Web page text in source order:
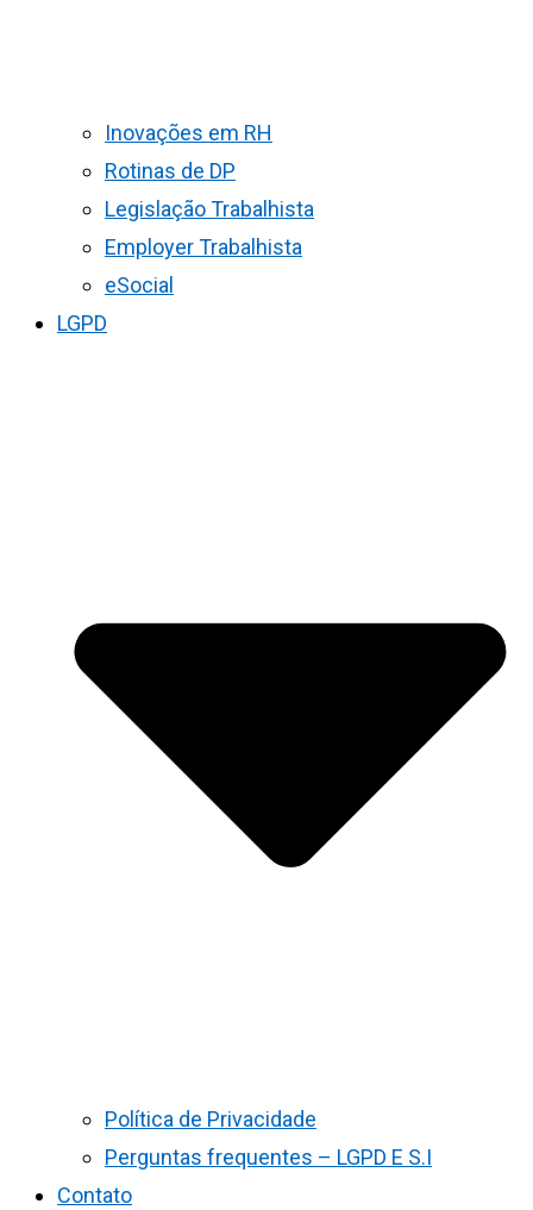
Inovações em RH
Rotinas de DP
Legislação Trabalhista
Employer Trabalhista
eSocial
LGPD
Política de Privacidade
Perguntas frequentes – LGPD E S.I
Contato